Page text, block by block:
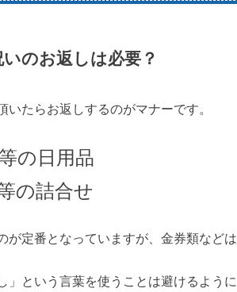
のお返しは必要？
いたらお返しするのがマナーです。
の日用品
の詰合せ
が定番となっていますが、金券類など
」という言葉を使うことは避けるよう